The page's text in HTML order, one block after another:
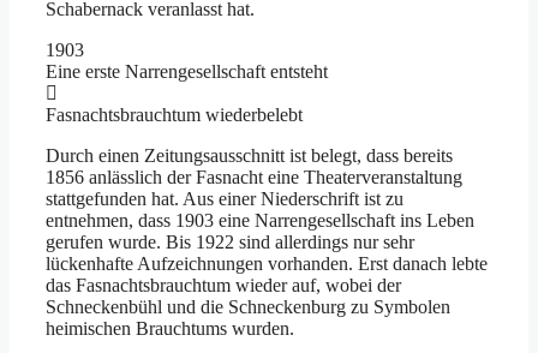
Schabernack veranlasst hat.
1903
Eine erste Narrengesellschaft entsteht
Fasnachtsbrauchtum wiederbelebt
Durch einen Zeitungsausschnitt ist belegt, dass bereits
1856 anlässlich der Fasnacht eine Theaterveranstaltung
stattgefunden hat. Aus einer Niederschrift ist zu
entnehmen, dass 1903 eine Narrengesellschaft ins Leben
gerufen wurde. Bis 1922 sind allerdings nur sehr
lückenhafte Aufzeichnungen vorhanden. Erst danach lebte
das Fasnachtsbrauchtum wieder auf, wobei der
Schneckenbühl und die Schneckenburg zu Symbolen
heimischen Brauchtums wurden.